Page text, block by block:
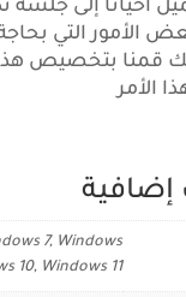
أحيانا إلى جلسة
الأمور التي
قمنا بتخصيص
الأمر
7, Windows
10, Windows 11